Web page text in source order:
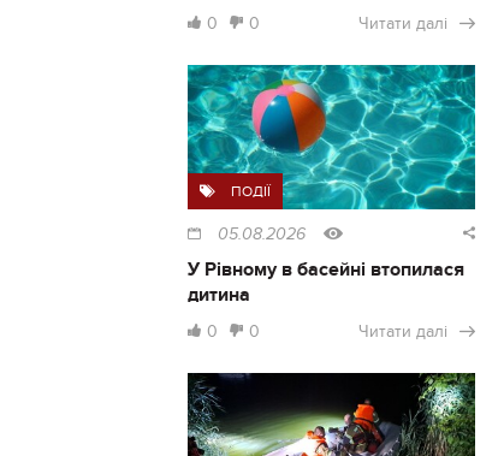
0 0 Читати далі
ПОДІЇ
05.08.2026
У Рівному в басейні втопилася
дитина
0 0 Читати далі